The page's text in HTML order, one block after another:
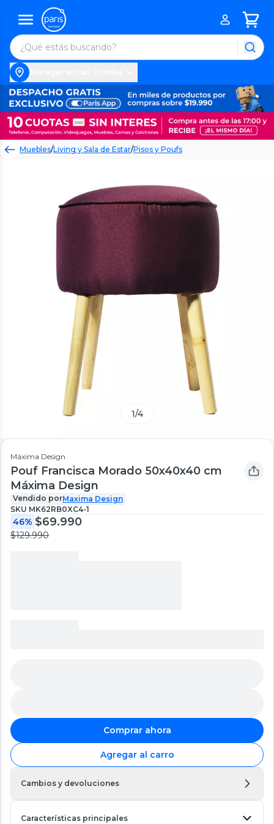
Muebles/Living y Sala de Estar/Pisos y Poufs
1/4
Máxima Design
Pouf Francisca Morado 50x40x40 cm
Máxima Design
Vendido porMaxima Design
SKU MK62RB0XC4-1
46% $69.990
$129.990
Comprar ahora
Agregar al carro
Cambios y devoluciones
Características principales